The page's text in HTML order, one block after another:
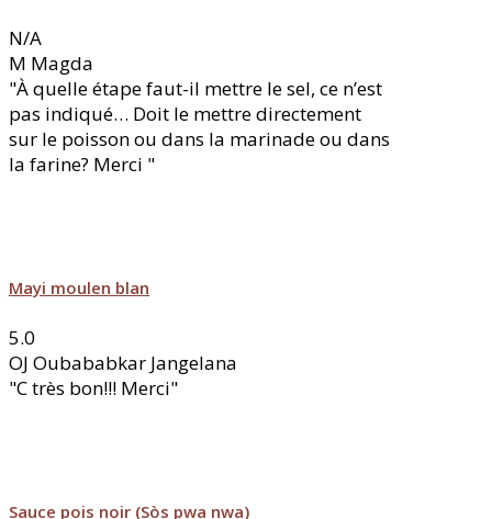
N/A
M Magda
"À quelle étape faut-il mettre le sel, ce n’est
pas indiqué… Doit le mettre directement
sur le poisson ou dans la marinade ou dans
la farine? Merci "
Mayi moulen blan
5.0
OJ Oubababkar Jangelana
"C très bon!!! Merci"
Sauce pois noir (Sòs pwa nwa)